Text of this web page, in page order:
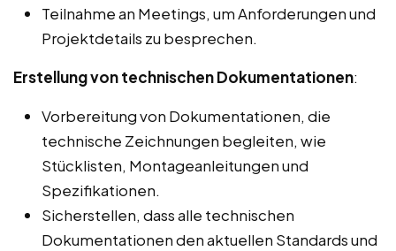
Teilnahme an Meetings, um Anforderungen und
Projektdetails zu besprechen.
Erstellung von technischen Dokumentationen:
Vorbereitung von Dokumentationen, die
technische Zeichnungen begleiten, wie
Stücklisten, Montageanleitungen und
Spezifikationen.
Sicherstellen, dass alle technischen
Dokumentationen den aktuellen Standards und